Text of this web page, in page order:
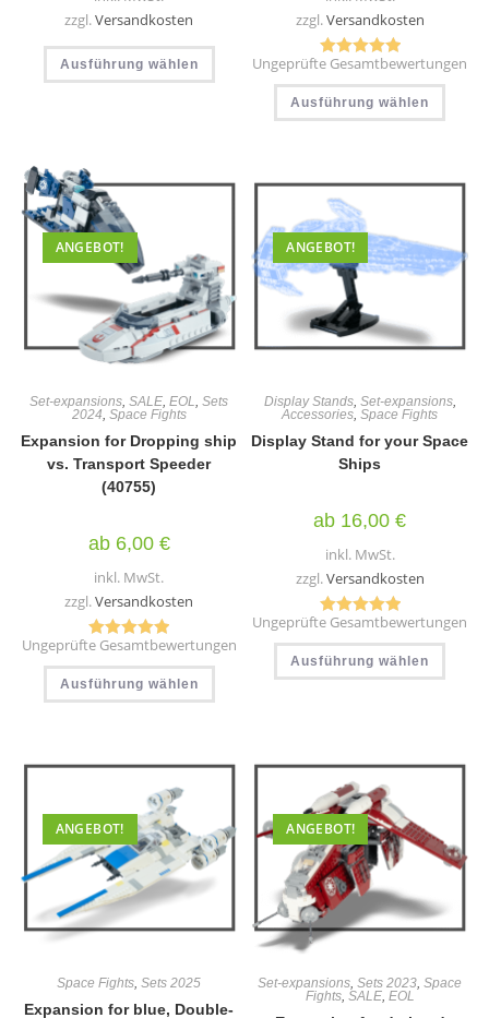
zzgl.Versandkosten
Ausführung wählen
Dieses
Produkt
weist
Varianten
auf
Produktseite
gewählt
werden
zzgl.Versandkosten
Bewertet mit
5.00von 5
Ungeprüfte Gesamtbewertungen
Ausführung wählen
weist
Die
ANGEBOT!
Set-expansions,SALE,EOL,Sets
2024, Space Fights
Expansion for Dropping ship
vs. Transport Speeder
(40755)
ab 6,00 €
inkl. MwSt.
zzgl.Versandkosten
Bewertet mit
5.00von 5
Ungeprüfte Gesamtbewertungen
Ausführung wählen
Dieses
weist
Die
der
Produktseite
gewählt
ANGEBOT!
Display Stands, Set-expansions,
Accessories,Space Fights
Display Stand for your Space
Ships
ab 16,00€
inkl. MwSt.
zzgl.Versandkosten
Bewertet mit
5.00von 5
Ungeprüfte Gesamtbewertungen
Ausführung wählen
weist
ANGEBOT!
Space Fights,Sets 2025
Expansion for blue, Double-
ANGEBOT!
Set-expansions,Sets 2023,Space
Fights, SALE, EOL